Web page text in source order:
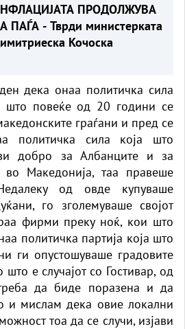
ПРОДОЛЖУВА
ПАЃА - Тврди министерката
Кочоска
дека онаа политичка сила
што повеќе од 20 години се
граѓани и пред се
политичка сила која што
добро за Албанците и за
во Македонија, таа правеше
од овде купуваше
го зголемуваше својот
фирми преку ноќ, кои што
политичка партија која што
ги опустошуваше градовите
е случајот со Гостивар, од
да биде поразена и да
и мислам дека овие локални
тоа да се случи, изјави